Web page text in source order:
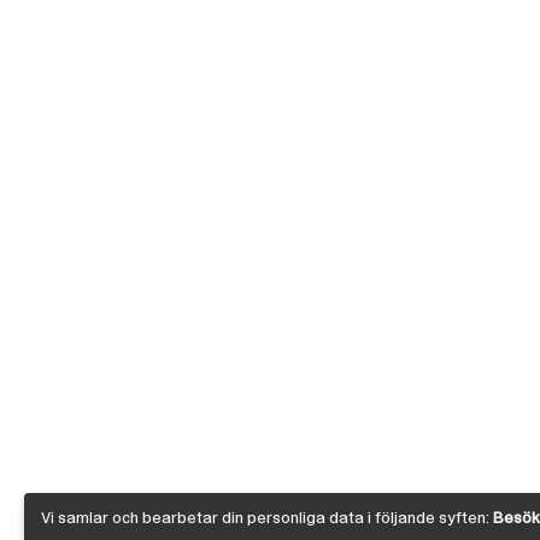
Vi samlar och bearbetar din personliga data i följande syften: